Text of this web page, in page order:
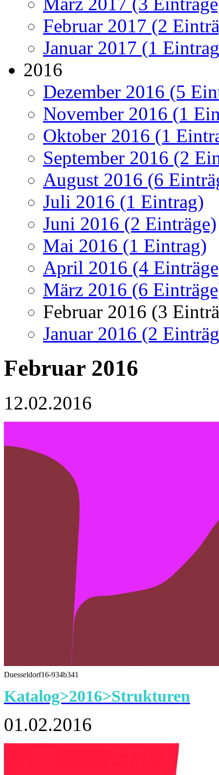
Februar 2017 (2
Januar 2017 (1
2016
Dezember 2016 (5
November 2016 (1
Oktober 2016 (1
September 2016 (2
August 2016 (6
Juli 2016 (1 Eintrag)
Juni 2016 (2 Einträge)
Mai 2016 (1 Eintrag)
April 2016 (4
März 2016 (6
Februar 2016 (3
Januar 2016 (2
Februar 2016
12.02.2016
Duesseldorf16-934b341
Katalog>2016>Strukturen
01.02.2016